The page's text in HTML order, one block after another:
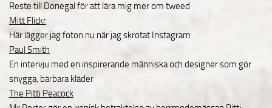
Reste till Donegal för att lära mig mer om tweed
Mitt Flickr
Här lägger jag foton nu när jag skrotat Instagram
Paul Smith
En intervju med en inspirerande människa och designer som gör
snygga, bärbara kläder
The Pitti Peacock